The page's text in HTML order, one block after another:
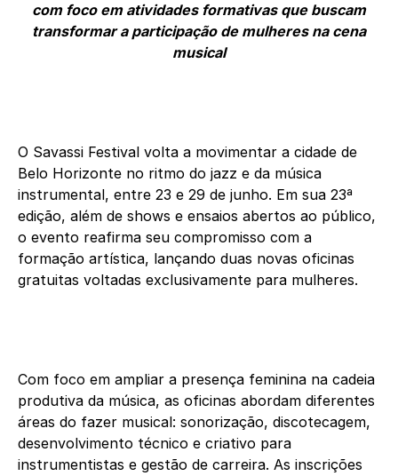
com foco em atividades formativas que buscam
transformar a participação de mulheres na cena
musical
O Savassi Festival volta a movimentar a cidade de
Belo Horizonte no ritmo do jazz e da música
instrumental, entre 23 e 29 de junho. Em sua 23ª
edição, além de shows e ensaios abertos ao público,
o evento reafirma seu compromisso com a
formação artística, lançando duas novas oficinas
gratuitas voltadas exclusivamente para mulheres.
Com foco em ampliar a presença feminina na cadeia
produtiva da música, as oficinas abordam diferentes
áreas do fazer musical: sonorização, discotecagem,
desenvolvimento técnico e criativo para
instrumentistas e gestão de carreira. As inscrições